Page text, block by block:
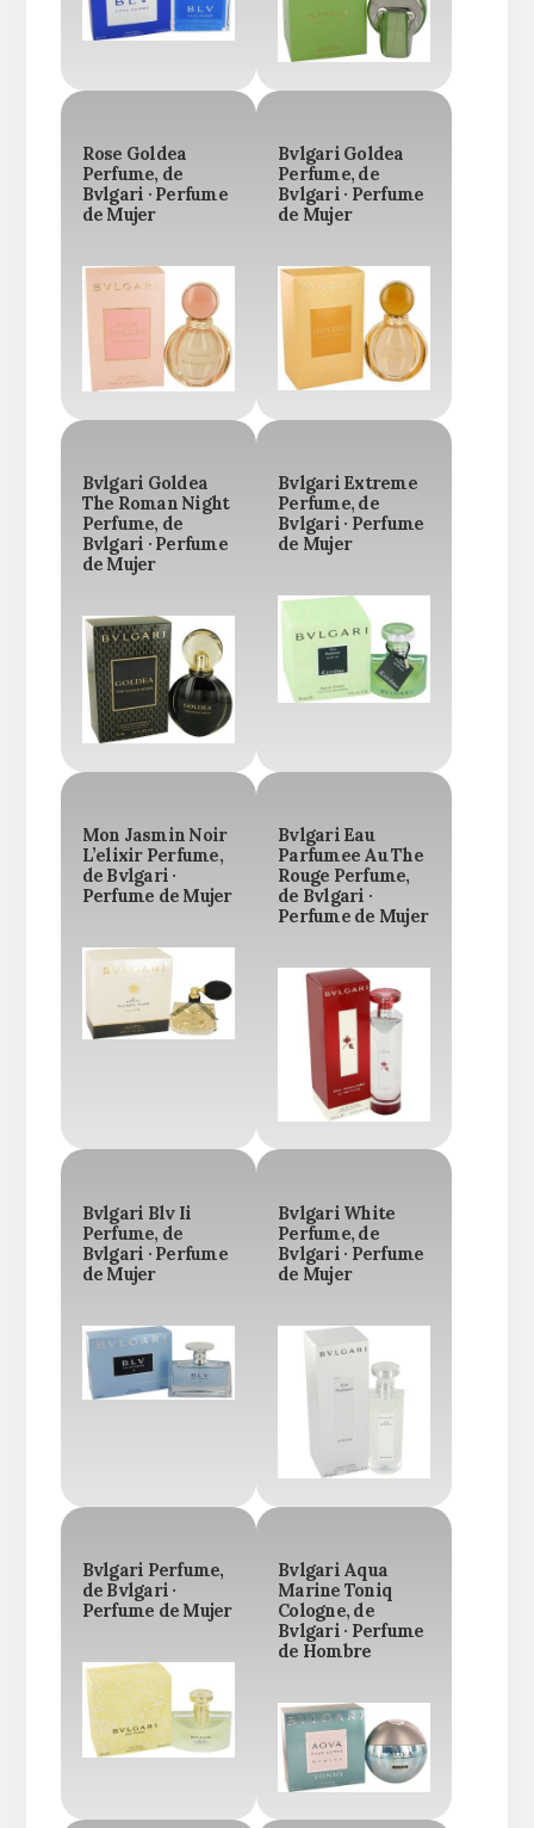
Rose Goldea
Perfume, de
Bvlgari · Perfume
de Mujer
Bvlgari Goldea
Perfume, de
Bvlgari · Perfume
de Mujer
Bvlgari Goldea
The Roman Night
Perfume, de
Bvlgari · Perfume
de Mujer
Bvlgari Extreme
Perfume, de
Bvlgari · Perfume
de Mujer
Mon Jasmin Noir
L’elixir Perfume,
de Bvlgari ·
Perfume de Mujer
Bvlgari Eau
Parfumee Au The
Rouge Perfume,
de Bvlgari ·
Perfume de Mujer
Bvlgari Blv Ii
Perfume, de
Bvlgari · Perfume
de Mujer
Bvlgari White
Perfume, de
Bvlgari · Perfume
de Mujer
Bvlgari Perfume,
de Bvlgari ·
Perfume de Mujer
Bvlgari Aqua
Marine Toniq
Cologne, de
Bvlgari · Perfume
de Hombre